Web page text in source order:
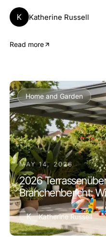
K Katherine Russell
Read more
Home and Garden
MAY 14, 2026
2026
Branchenbericht:
K Katherine Russell